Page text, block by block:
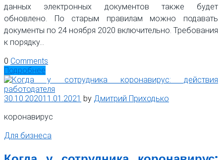
данных электронных документов также будет
обновлено. По старым правилам можно подавать
документы по 24 ноября 2020 включительно. Требования
к порядку…
0 Comments
Подробнее
30.10.202011.01.2021 by Дмитрий Приходько
коронавирус
Для бизнеса